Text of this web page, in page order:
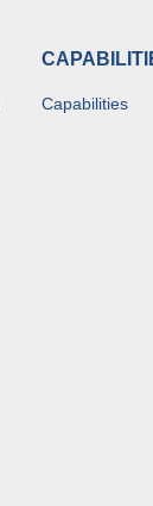
Capabilities